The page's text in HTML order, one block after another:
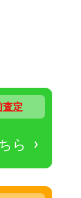
査定
ら ›